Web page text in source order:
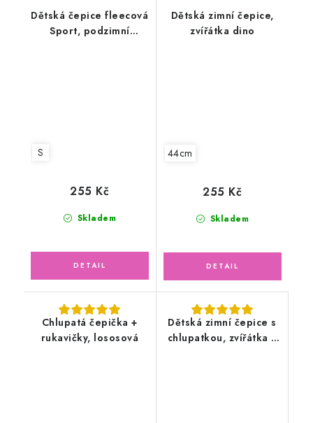
Dětská čepice fleecová
Sport, podzimní
S
Skladem
255 Kč
Dětská zimní čepice,
zvířátka dino
44cm
Skladem
255 Kč
Chlupatá čepička +
rukavičky, lososová
Dětská zimní čepice s
chlupatkou, zvířátka v